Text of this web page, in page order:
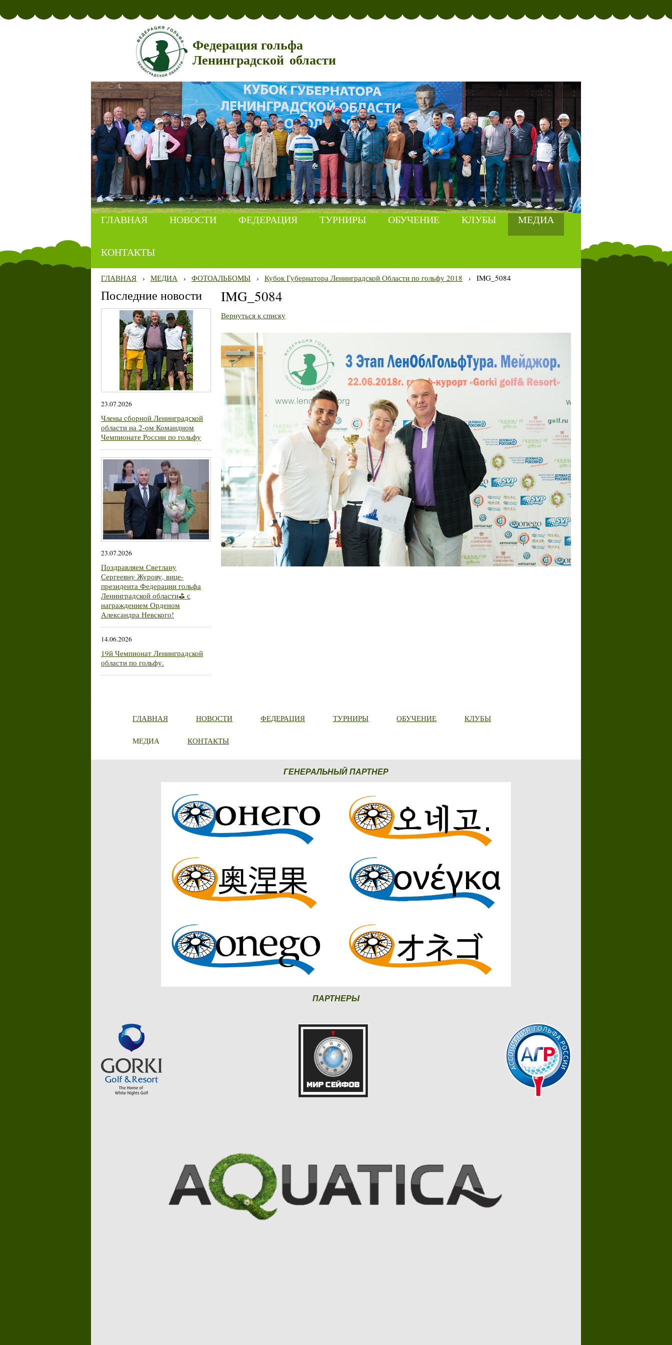
Федерация гольфа
Ленинградской области
ГЛАВНАЯ НОВОСТИ ФЕДЕРАЦИЯ ТУРНИРЫ ОБУЧЕНИЕ КЛУБЫ МЕДИА
КОНТАКТЫ
ГЛАВНАЯ › МЕДИА › ФОТОАЛЬБОМЫ › Кубок Губернатора Ленинградской Области по гольфу 2018 › IMG_5084
Последние новости
23.07.2026
Члены сборной Ленинградской
области на 2-ом Командном
Чемпионате России по гольфу
23.07.2026
Поздравляем Светлану
Сергеевну Журову, вице-
президента Федерации гольфа
Ленинградской области⛳ с
награждением Орденом
Александра Невского!
14.06.2026
19й Чемпионат Ленинградской
области по гольфу.
IMG_5084
Вернуться к списку
ГЛАВНАЯ НОВОСТИ ФЕДЕРАЦИЯ ТУРНИРЫ ОБУЧЕНИЕ КЛУБЫ
МЕДИА КОНТАКТЫ
ГЕНЕРАЛЬНЫЙ ПАРТНЕР
ПАРТНЕРЫ